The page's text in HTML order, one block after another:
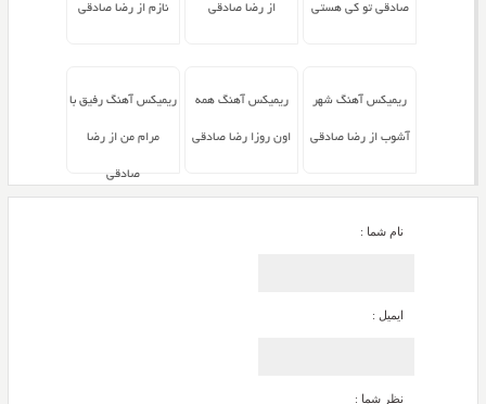
صادقی تو کی هستی از رضا صادقی نازم از رضا صادقی
ریمیکس آهنگ شهر
آشوب از رضا صادقی
ریمیکس آهنگ همه
اون روزا رضا صادقی
ریمیکس آهنگ رفیق با
مرام من از رضا
صادقی
نام شما :
ایمیل :
نظر شما :